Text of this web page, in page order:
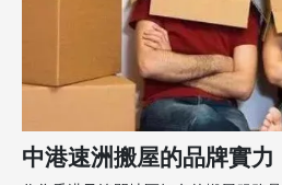
中港速洲搬屋的品牌實力